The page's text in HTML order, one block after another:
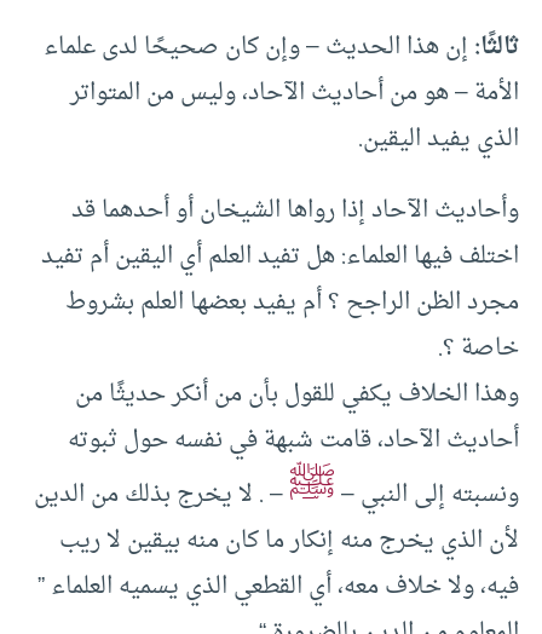
ثالثًا:إن هذا الحديث – وإن كان صحيحًا لدى علماء
الأمة – هو من أحاديث الآحاد، وليس من المتواتر
الذي يفيد اليقين.
وأحاديث الآحاد إذا رواها الشيخان أو أحدهما قد
اختلف فيها العلماء: هل تفيد العلم أي اليقين أم تفيد
مجرد الظن الراجح ؟ أم يفيد بعضها العلم بشروط
خاصة ؟.
وهذا الخلاف يكفي للقول بأن من أنكر حديثًا من
أحاديث الآحاد، قامت شبهة في نفسه حول ثبوته
ونسبته إلى النبي –ﷺ– . لا يخرج بذلك من الدين
لأن الذي يخرج منه إنكار ما كان منه بيقين لا ريب
فيه، ولا خلاف معه، أي القطعي الذي يسميه العلماء ”